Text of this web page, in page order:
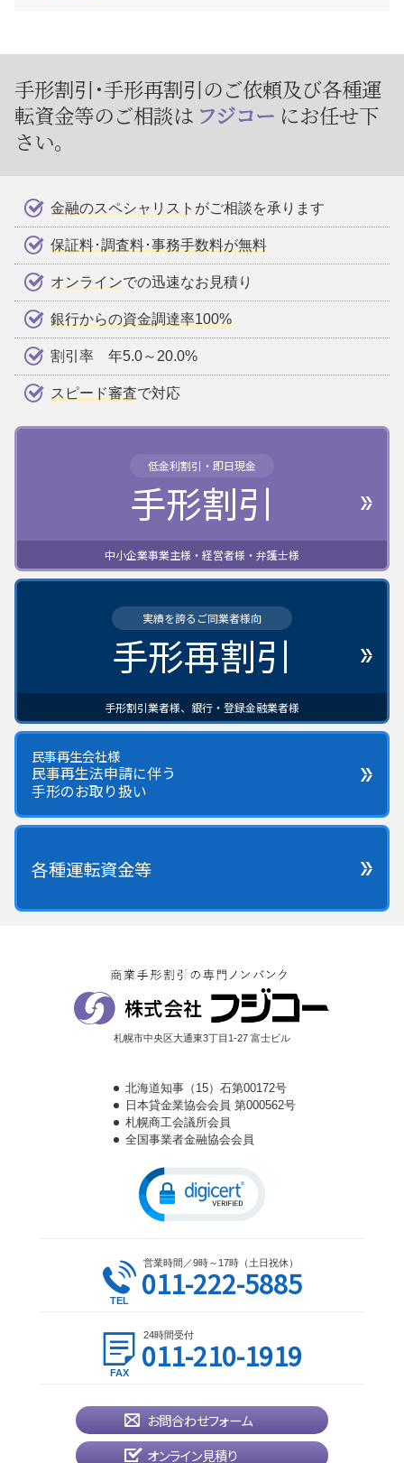
手形割引･手形再割引のご依頼及び各種運
転資金等のご相談は フジコー にお任せ下
さい。
金融のスペシャリスト がご相談を承ります
保証料･調査料･事務手数料が無料
オンラインでの迅速なお見積り
銀行からの資金調達率100%
割引率 年5.0～20.0%
スピード審査で対応
低金利割引・即日現金
手形割引
中小企業事業主様・経営者様・弁護士様
実績を誇るご同業者様向
手形再割引
手形割引業者様、銀行・登録金融業者様
民事再生会社様
民事再生法申請に伴う
手形のお取り扱い
各種運転資金等
札幌市中央区大通東3丁目1-27 富士ビル
北海道知事（15）石第00172号
日本貸金業協会会員 第000562号
札幌商工会議所会員
全国事業者金融協会会員
営業時間／9時～17時（土日祝休）
011-222-5885
24時間受付
011-210-1919
お問合わせフォーム
オンライン見積り